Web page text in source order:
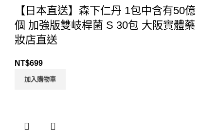
【日本直送】森下仁丹 1包中含有50億
個 加強版雙岐桿菌 S 30包 大阪實體藥
妝店直送
NT$699
加入購物車